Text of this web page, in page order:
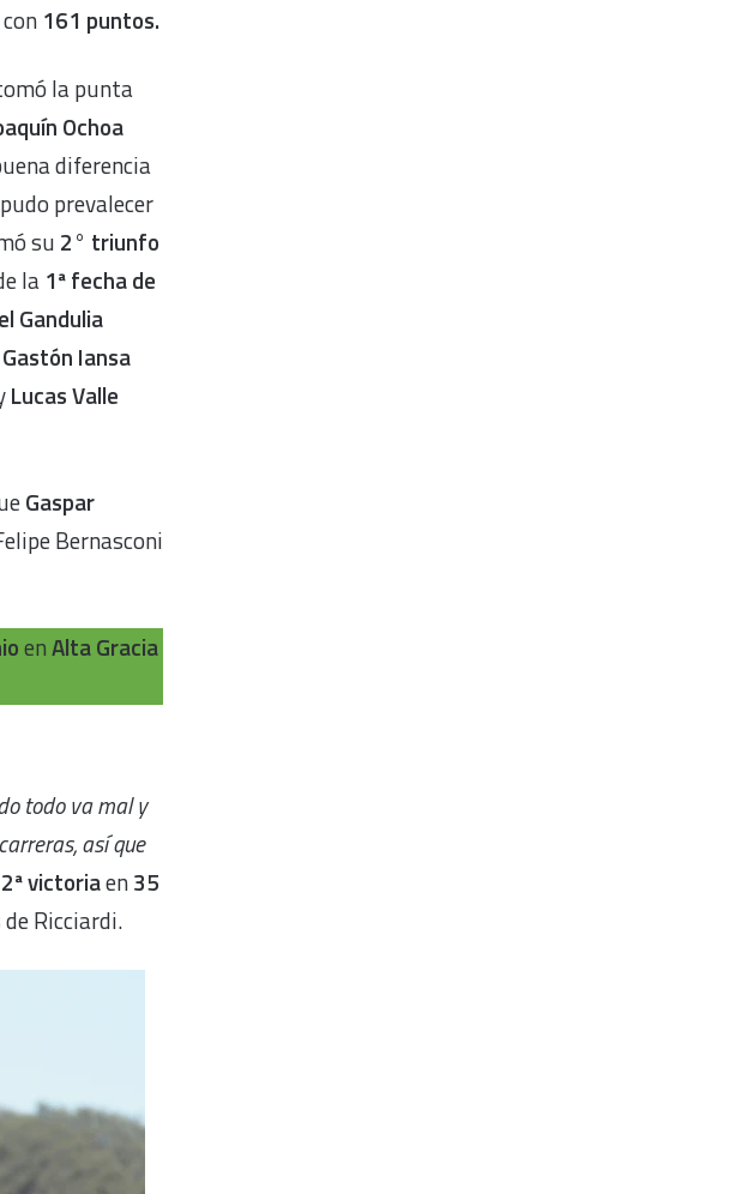
161 puntos.
la punta
Ochoa
diferencia
prevalecer
su 2° triunfo
la 1ª fecha de
Gandulia
Gastón Iansa
Lucas Valle
Gaspar
Bernasconi
enAlta Gracia
todo va mal y
así que
2ª victoriaen35
de Ricciardi.